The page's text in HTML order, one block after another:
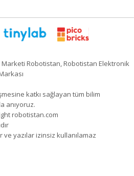
Marketi Robotistan, Robotistan Elektronik
katkı sağlayan tüm bilim
anıyoruz.
robotistan.com
yazılar izinsiz kullanılamaz